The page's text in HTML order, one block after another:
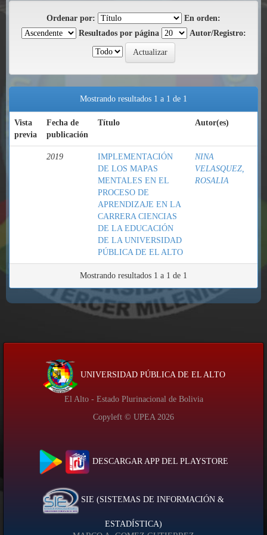
Ordenar por:
En orden:
Resultados por página
Autor/Registro:
Mostrando resultados 1 a 1 de 1
Vista
previa
Fecha de
publicación
Título Autor(es)
2019
IMPLEMENTACIÓN
DE LOS MAPAS
MENTALES EN EL
PROCESO DE
APRENDIZAJE EN LA
CARRERA CIENCIAS
DE LA EDUCACIÓN
DE LA UNIVERSIDAD
PÚBLICA DE EL ALTO
NINA
VELASQUEZ,
ROSALIA
Mostrando resultados 1 a 1 de 1
UNIVERSIDAD PÚBLICA DE EL ALTO
El Alto - Estado Plurinacional de Bolivia
Copyleft © UPEA 2026
DESCARGAR APP DEL PLAYSTORE
SIE (SISTEMAS DE INFORMACIÓN &
ESTADÍSTICA)